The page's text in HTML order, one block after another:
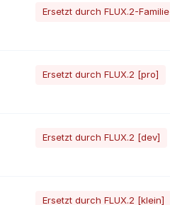
Ersetzt durch FLUX.2-Familie
Ersetzt durch FLUX.2 [pro]
Ersetzt durch FLUX.2 [dev]
Ersetzt durch FLUX.2 [klein]